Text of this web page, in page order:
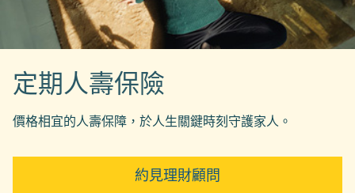
定期人壽保險
價格相宜的人壽保障，於人生關鍵時刻守護家人。
約見理財顧問